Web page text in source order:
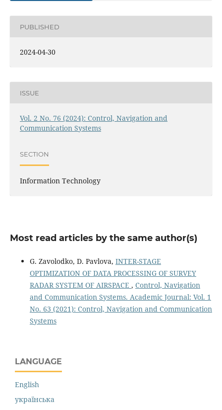
PUBLISHED
2024-04-30
ISSUE
Vol. 2 No. 76 (2024): Control, Navigation and
Communication Systems
SECTION
Information Technology
Most read articles by the same author(s)
G. Zavolodko, D. Pavlova, INTER-STAGE
OPTIMIZATION OF DATA PROCESSING OF SURVEY
RADAR SYSTEM OF AIRSPACE , Control, Navigation
and Communication Systems. Academic Journal: Vol. 1
No. 63 (2021): Control, Navigation and Communication
Systems
LANGUAGE
English
українська